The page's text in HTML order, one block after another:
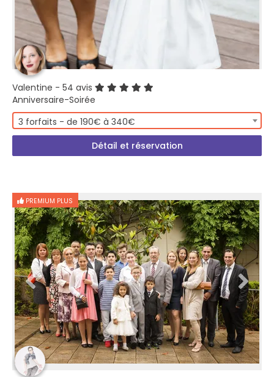
Valentine - 54 avis
Anniversaire-Soirée
3 forfaits - de 190€ à 340€
Détail et réservation
PREMIUM PLUS